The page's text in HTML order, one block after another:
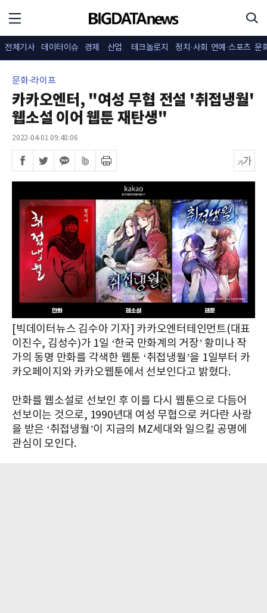
전체기사 데이터이슈 경제 산업 테크놀로지 정치·사회 연예·스포츠 문
문화·라이프
카카오엔터, "여성 무협 전설 '취접냉월'
웹소설 이어 웹툰 재탄생"
2022-04-01 09:48:06
[빅데이터뉴스 김수아 기자] 카카오엔터테인먼트(대표
이진수, 김성수)가 1일 ‘한국 만화계의 거장’ 황미나 작
가의 동명 만화를 각색한 웹툰 ‘취접냉월’을 1일부터 카
카오페이지와 카카오웹툰에서 선보인다고 밝혔다.
만화를 웹소설로 선보인 후 이를 다시 웹툰으로 다듬어
선보이는 것으로, 1990년대 여성 무협으로 커다란 사랑
을 받은 ‘취접냉월’이 지금의 MZ세대와 일으킬 공명에
관심이 모인다.